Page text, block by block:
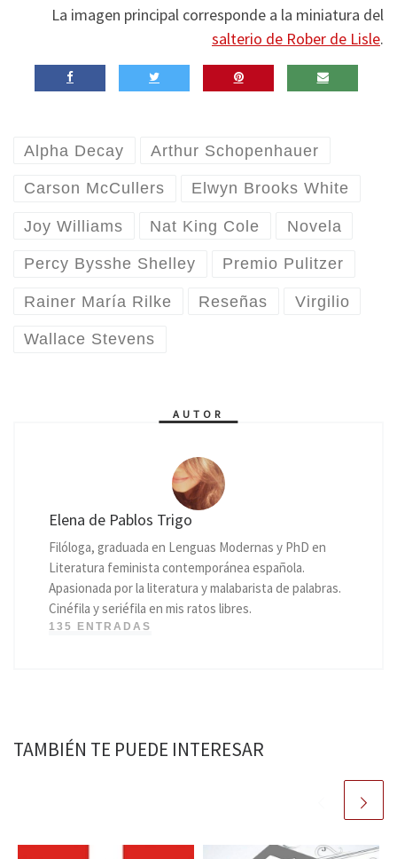
La imagen principal corresponde a la miniatura del
salterio de Rober de Lisle.
Alpha Decay Arthur Schopenhauer
Carson McCullers Elwyn Brooks White
Joy Williams Nat King Cole Novela
Percy Bysshe Shelley Premio Pulitzer
Rainer María Rilke Reseñas Virgilio
Wallace Stevens
AUTOR
Elena de Pablos Trigo
Filóloga, graduada en Lenguas Modernas y PhD en
Literatura feminista contemporánea española.
Apasionada por la literatura y malabarista de palabras.
Cinéfila y seriéfila en mis ratos libres.
135 ENTRADAS
TAMBIÉN TE PUEDE INTERESAR